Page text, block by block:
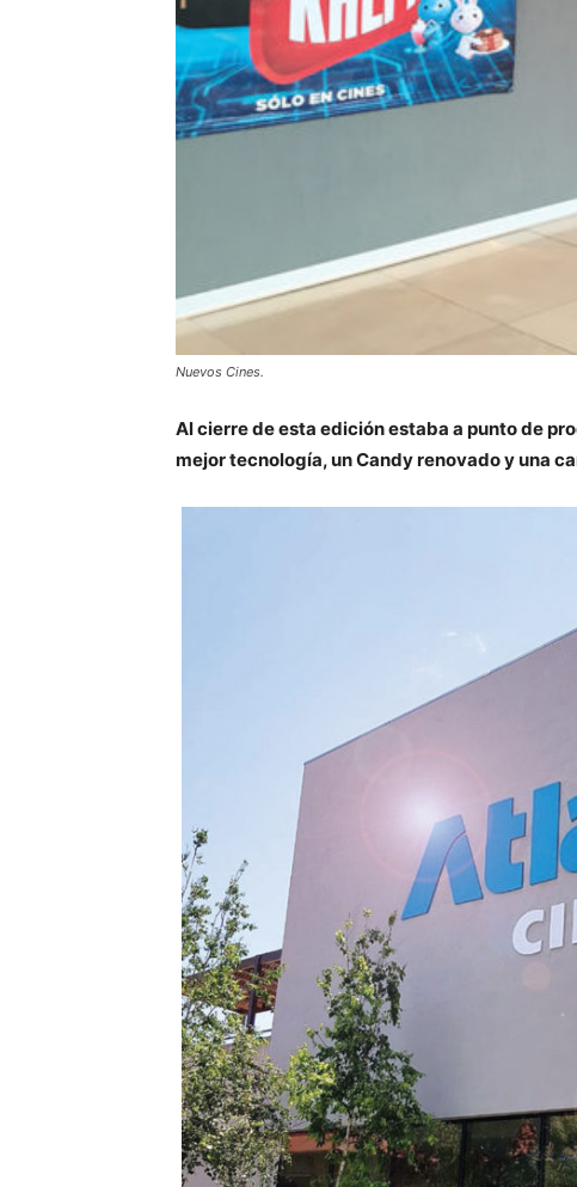
Nuevos Cines.
Al cierre de esta edición estaba a punto de
mejor tecnología, un Candy renovado y una